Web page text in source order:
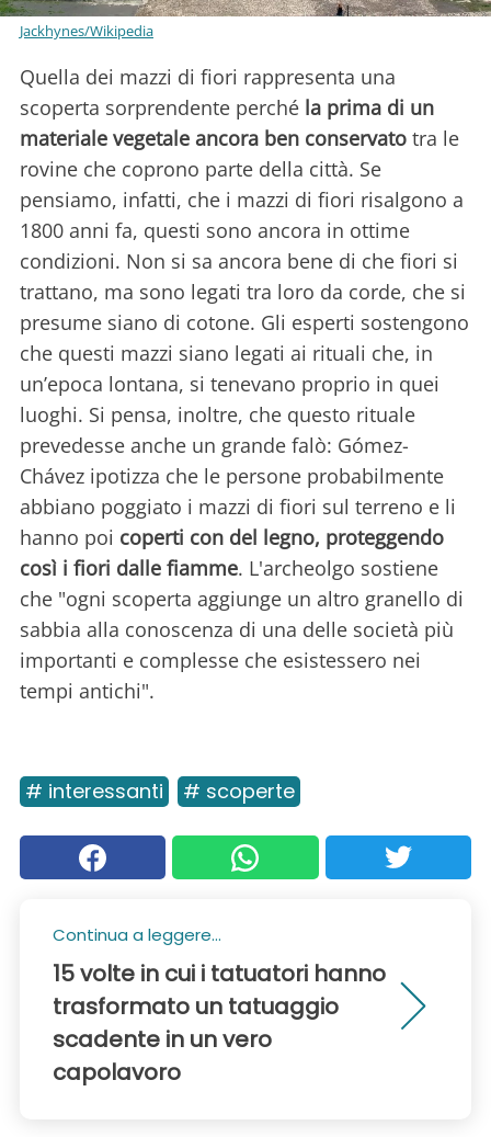
Jackhynes/Wikipedia
Quella dei mazzi di fiori rappresenta una
scoperta sorprendente perché la prima di un
materiale vegetale ancora ben conservato tra le
rovine che coprono parte della città. Se
pensiamo, infatti, che i mazzi di fiori risalgono a
1800 anni fa, questi sono ancora in ottime
condizioni. Non si sa ancora bene di che fiori si
trattano, ma sono legati tra loro da corde, che si
presume siano di cotone. Gli esperti sostengono
che questi mazzi siano legati ai rituali che, in
un’epoca lontana, si tenevano proprio in quei
luoghi. Si pensa, inoltre, che questo rituale
prevedesse anche un grande falò: Gómez-
Chávez ipotizza che le persone probabilmente
abbiano poggiato i mazzi di fiori sul terreno e li
hanno poi coperti con del legno, proteggendo
così i fiori dalle fiamme. L'archeolgo sostiene
che "ogni scoperta aggiunge un altro granello di
sabbia alla conoscenza di una delle società più
importanti e complesse che esistessero nei
tempi antichi".
# interessanti # scoperte
Continua a leggere...
15 volte in cui i tatuatori hanno
trasformato un tatuaggio
scadente in un vero
capolavoro